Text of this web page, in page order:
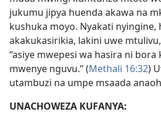
jukumu jipya huenda akawa na
kushuka moyo. Nyakati nyingine,
akakukasirikia, lakini uwe
“asiye mwepesi wa hasira ni
mwenye nguvu.” (Methali 16:32)
utambuzi na umpe msaada
UNACHOWEZA KUFANYA: